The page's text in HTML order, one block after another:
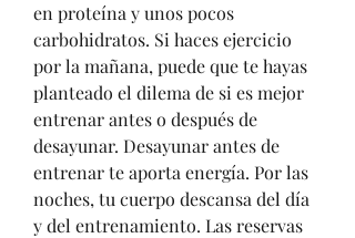
en proteína y unos pocos
carbohidratos. Si haces ejercicio
por la mañana, puede que te hayas
planteado el dilema de si es mejor
entrenar antes o después de
desayunar. Desayunar antes de
entrenar te aporta energía. Por las
noches, tu cuerpo descansa del día
y del entrenamiento. Las reservas